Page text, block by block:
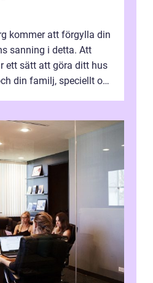
kommer att förgylla din
sanning i detta. Att
ett sätt att göra ditt hus
din familj, speciellt om